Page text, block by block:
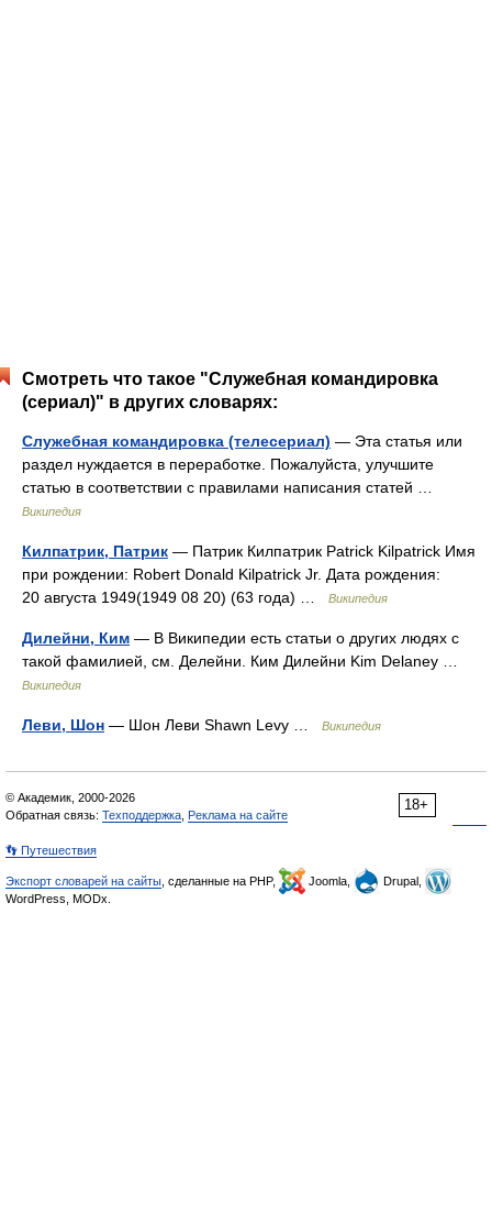
Смотреть что такое "Служебная командировка
(сериал)" в других словарях:
Служебная командировка (телесериал) — Эта статья или
раздел нуждается в переработке. Пожалуйста, улучшите
статью в соответствии с правилами написания статей …
Википедия
Килпатрик, Патрик — Патрик Килпатрик Patrick Kilpatrick Имя
при рождении: Robert Donald Kilpatrick Jr. Дата рождения:
20 августа 1949(1949 08 20) (63 года) …
Википедия
Дилейни, Ким — В Википедии есть статьи о других людях с
такой фамилией, см. Делейни. Ким Дилейни Kim Delaney …
Википедия
Леви, Шон — Шон Леви Shawn Levy … Википедия
18+
© Академик, 2000-2026
Обратная связь: Техподдержка Реклама на сайте
👣 Путешествия
Экспорт словарей на сайты , сделанные на PHP, Joomla,
Drupal,
WordPress, MODx.